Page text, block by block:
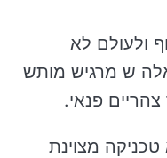
ולעולם לא
ש מרגיש מותש
פנאי.
מצוינת